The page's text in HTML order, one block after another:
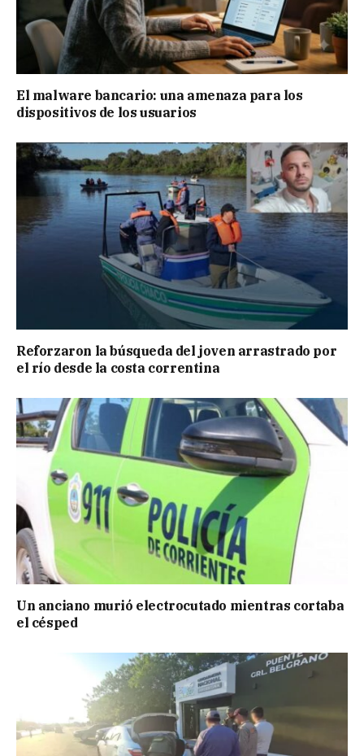
El malware bancario: una amenaza para los
dispositivos de los usuarios
Reforzaron la búsqueda del joven arrastrado por
el río desde la costa correntina
Un anciano murió electrocutado mientras cortaba
el césped